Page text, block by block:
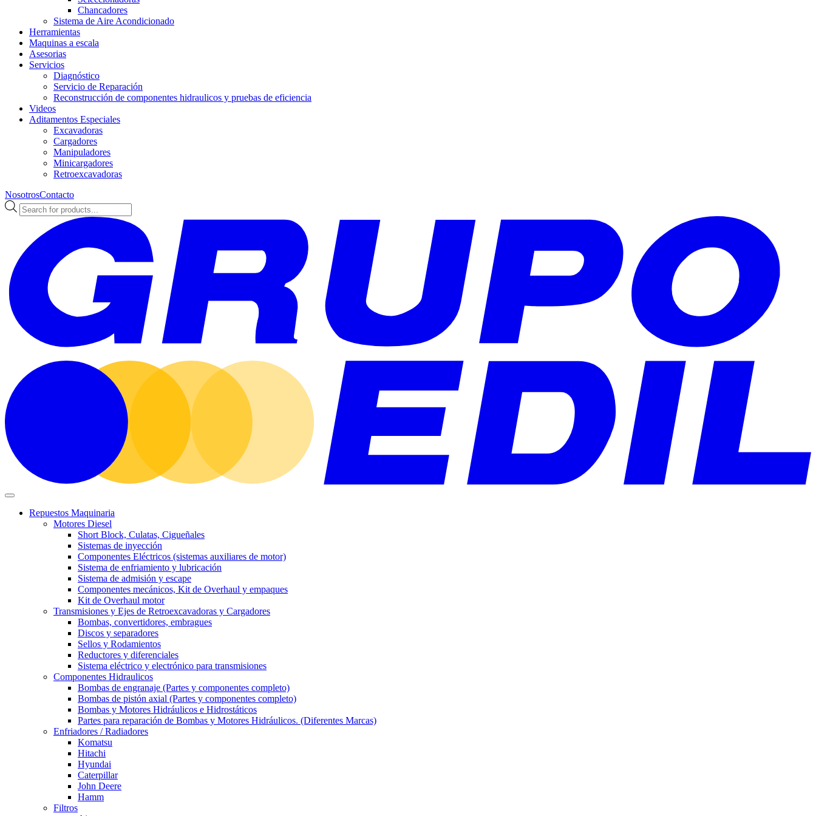
Chancadores
Sistema de Aire Acondicionado
Herramientas
Maquinas a escala
Asesorias
Servicios
Diagnóstico
Servicio de Reparación
Reconstrucción de componentes hidraulicos y pruebas de eficiencia
Videos
Aditamentos Especiales
Excavadoras
Cargadores
Manipuladores
Minicargadores
Retroexcavadoras
NosotrosContacto
Búsqueda
de
productos
Repuestos Maquinaria
Motores Diesel
Short Block, Culatas, Cigueñales
Sistemas de inyección
Componentes Eléctricos (sistemas auxiliares de motor)
Sistema de enfriamiento y lubricación
Sistema de admisión y escape
Componentes mecánicos, Kit de Overhaul y empaques
Kit de Overhaul motor
Transmisiones y Ejes de Retroexcavadoras y Cargadores
Bombas, convertidores, embragues
Discos y separadores
Sellos y Rodamientos
Reductores y diferenciales
Sistema eléctrico y electrónico para transmisiones
Componentes Hidraulicos
Bombas de engranaje (Partes y componentes completo)
Bombas de pistón axial (Partes y componentes completo)
Bombas y Motores Hidráulicos e Hidrostáticos
Partes para reparación de Bombas y Motores Hidráulicos. (Diferentes Marcas)
Enfriadores / Radiadores
Komatsu
Hitachi
Hyundai
Caterpillar
John Deere
Hamm
Filtros